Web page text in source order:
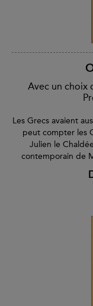
Avec un choix
Les Grecs avaient
peut compter les
Julien le
contemporain de